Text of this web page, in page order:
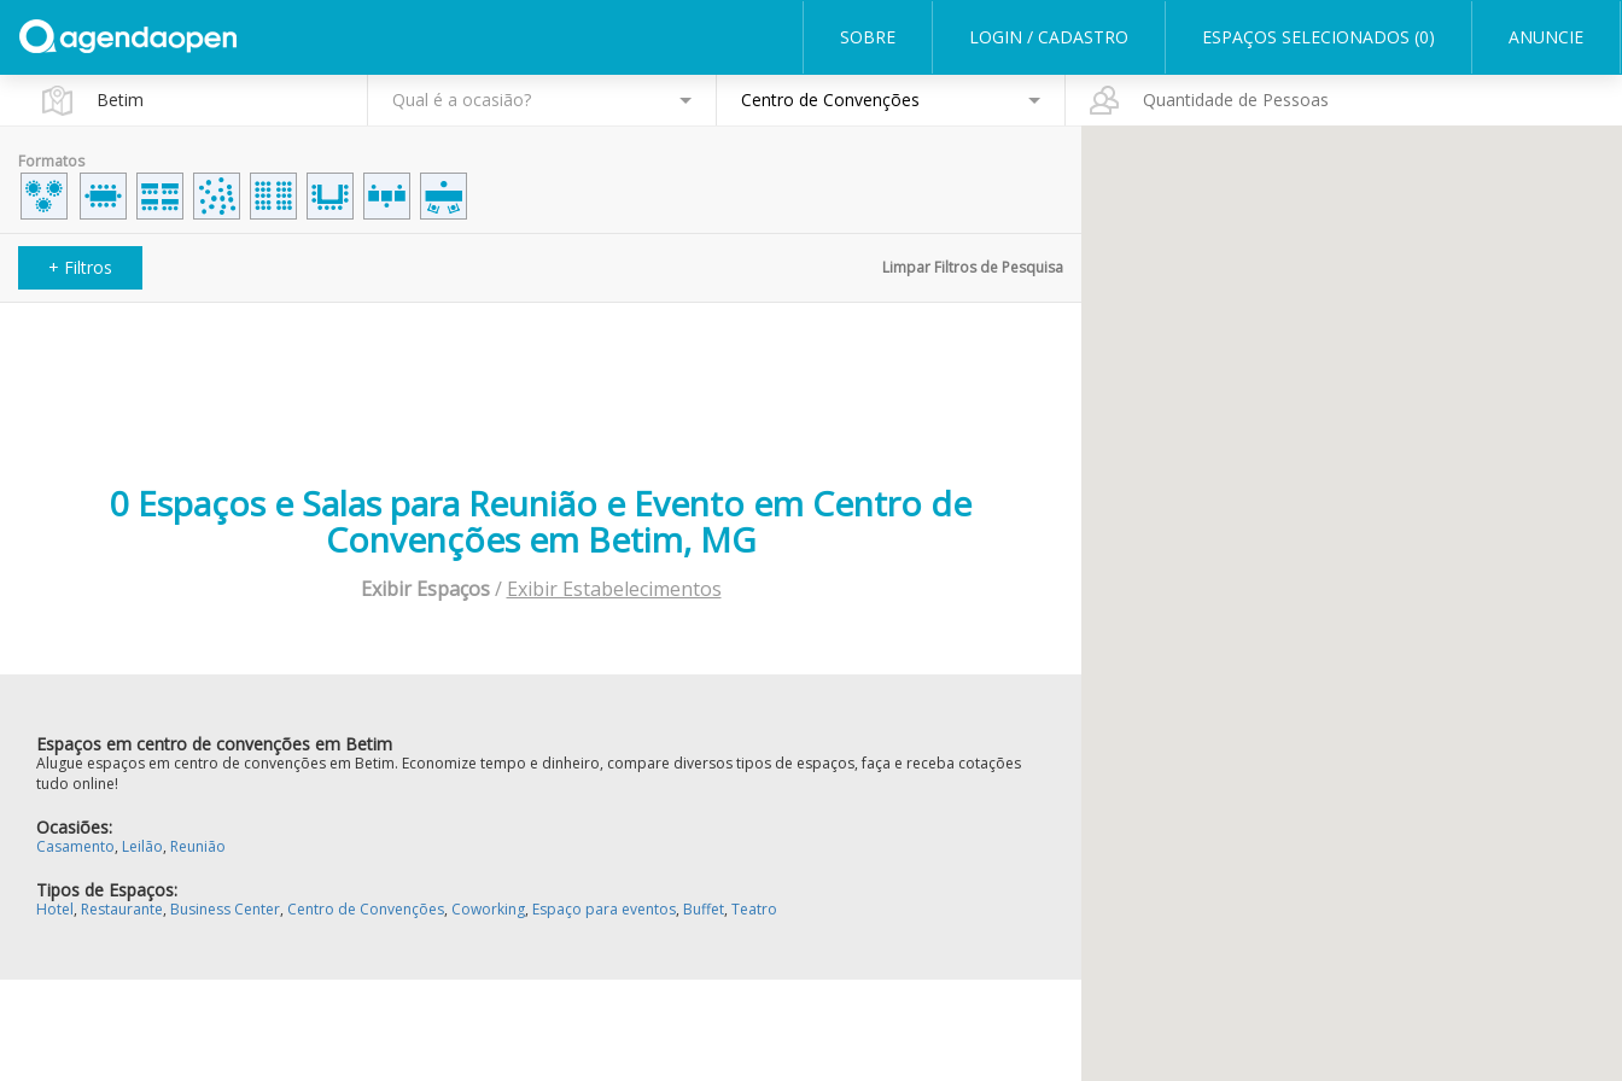
SOBRE LOGIN / CADASTRO ESPAÇOS SELECIONADOS (0) ANUNCIE
Qual é a ocasião? Centro de Convenções
Formatos
+ Filtros
0 Espaços e Salas para Reunião e Evento em Centro de
Convenções em Betim, MG
Exibir Espaços/ Exibir Estabelecimentos
Espaços em centro de convenções em Betim
Alugue espaços em centro de convenções em Betim. Economize tempo e dinheiro, compare diversos tipos de espaços, faça e receba cotações
tudo online!
Ocasiões:
Casamento, Leilão, Reunião
Tipos de Espaços:
Hotel, Restaurante, Business Center, Centro de Convenções, Coworking, Espaço para eventos, Buffet, Teatro